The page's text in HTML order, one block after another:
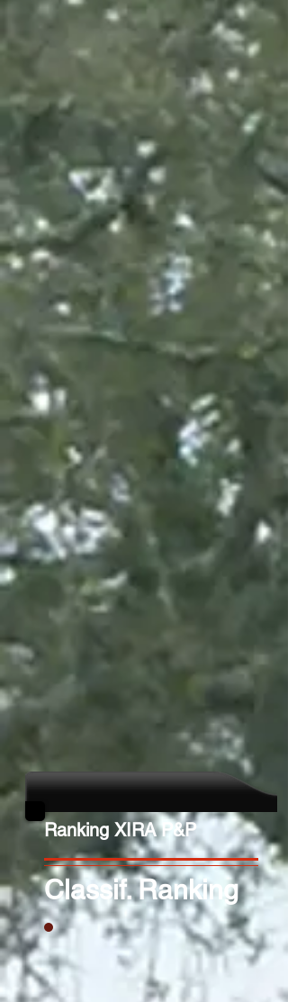
Ranking XIRA P&P
Classif. Ranking